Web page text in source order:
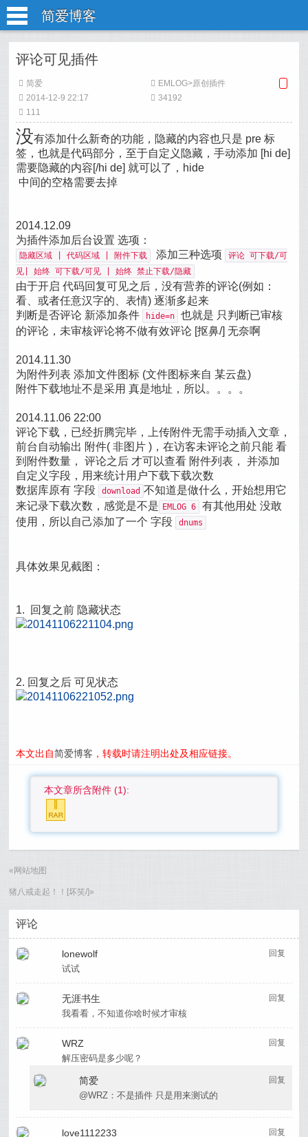
简爱博客
评论可见插件
简爱 EMLOG>原创插件
2014-12-9 22:17
34192
111
没有添加什么新奇的功能，隐藏的内容也只是 pre 标
签，也就是代码部分，至于自定义隐藏，手动添加 [hi de]
需要隐藏的内容[/hi de] 就可以了，hide
中间的空格需要去掉
2014.12.09
为插件添加后台设置 选项：
隐藏区域 | 代码区域 | 附件下载 添加三种选项
评论 可下载/可
见| 始终 可下载/可见 | 始终 禁止下载/隐藏
由于开启 代码回复可见之后，没有营养的评论(例如：
看、或者任意汉字的、表情) 逐渐多起来
判断是否评论 新添加条件
hide=n
也就是 只判断已审核
的评论，未审核评论将不做有效评论 [抠鼻/] 无奈啊
2014.11.30
为附件列表 添加文件图标 (文件图标来自 某云盘)
附件下载地址不是采用 真是地址，所以。。。。
2014.11.06 22:00
评论下载，已经折腾完毕，上传附件无需手动插入文章，
前台自动输出 附件( 非图片 )，在访客未评论之前只能 看
到附件数量， 评论之后 才可以查看 附件列表， 并添加
自定义字段，用来统计用户下载下载次数
数据库原有 字段
download 不知道是做什么，开始想用它
来记录下载次数，感觉是不是 EMLOG 6
有其他用处 没敢
使用，所以自己添加了一个 字段
dnums
具体效果见截图：
1. 回复之前 隐藏状态
2. 回复之后 可见状态
本文出自简爱博客 ，转载时请注明出处及相应链接。
本文章所含附件 (1):
« 网站地图
猪八戒走起！！[坏笑/]»
评论
lonewolf 回复
试试
无涯书生 回复
我看看，不知道你啥时候才审核
WRZ 回复
解压密码是多少呢？
简爱 回复
@WRZ：不是插件 只是用来测试的
love1112233 回复